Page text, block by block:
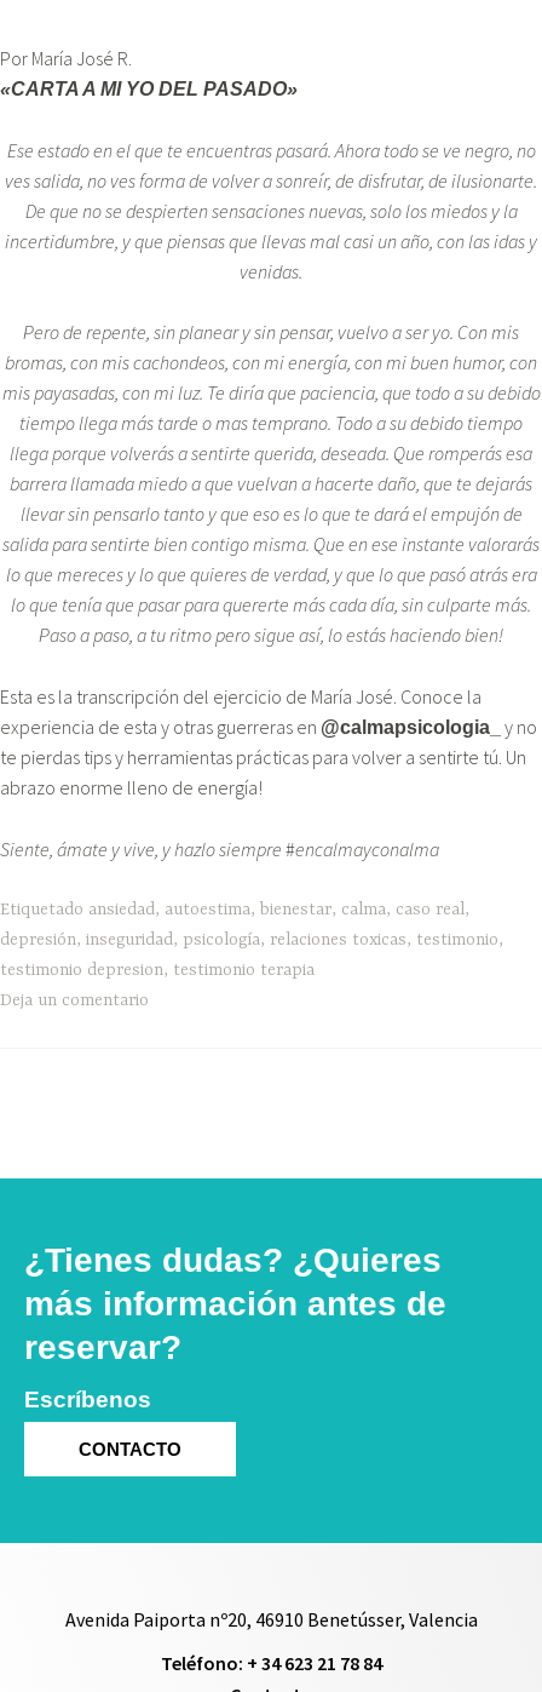
Por María José R.
«CARTA A MI YO DEL PASADO»
Ese estado en el que te encuentras pasará. Ahora todo se ve negro, no
ves salida, no ves forma de volver a sonreír, de disfrutar, de ilusionarte.
De que no se despierten sensaciones nuevas, solo los miedos y la
incertidumbre, y que piensas que llevas mal casi un año, con las idas y
venidas.
Pero de repente, sin planear y sin pensar, vuelvo a ser yo. Con mis
bromas, con mis cachondeos, con mi energía, con mi buen humor, con
mis payasadas, con mi luz. Te diría que paciencia, que todo a su debido
tiempo llega más tarde o mas temprano. Todo a su debido tiempo
llega porque volverás a sentirte querida, deseada. Que romperás esa
barrera llamada miedo a que vuelvan a hacerte daño, que te dejarás
llevar sin pensarlo tanto y que eso es lo que te dará el empujón de
salida para sentirte bien contigo misma. Que en ese instante valorarás
lo que mereces y lo que quieres de verdad, y que lo que pasó atrás era
lo que tenía que pasar para quererte más cada día, sin culparte más.
Paso a paso, a tu ritmo pero sigue así, lo estás haciendo bien!
Esta es la transcripción del ejercicio de María José. Conoce la
experiencia de esta y otras guerreras en @calmapsicologia_
y no
te pierdas tips y herramientas prácticas para volver a sentirte tú. Un
abrazo enorme lleno de energía!
Siente, ámate y vive, y hazlo siempre #encalmayconalma
Etiquetado ansiedad, autoestima, bienestar, calma, caso real,
depresión, inseguridad, psicología, relaciones toxicas, testimonio,
testimonio depresion, testimonio terapia
Deja un comentario
¿Tienes dudas? ¿Quieres
más información antes de
reservar?
Escríbenos
CONTACTO
Avenida Paiporta nº20, 46910 Benetússer, Valencia
Teléfono: + 34 623 21 78 84